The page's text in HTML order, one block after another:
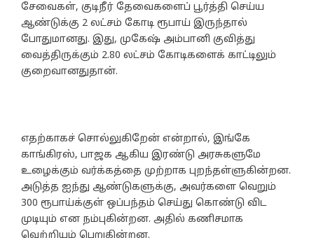
சேவைகள், குடிநீர் தேவைகளைப் பூர்த்தி செய்ய
ஆண்டுக்கு 2 லட்சம் கோடி ரூபாய் இருந்தால்
போதுமானது. இது, முகேஷ் அம்பானி குவித்து
வைத்திருக்கும் 2.80 லட்சம் கோடிகளைக் காட்டிலும்
குறைவானதுதான்.
எதற்காகச் சொல்லுகிறேன் என்றால், இங்கே
காங்கிரஸ், பாஜக ஆகிய இரண்டு அரசுகளுமே
உழைக்கும் வர்க்கத்தை முற்றாக புறந்தள்ளுகின்றன.
அடுத்த ஐந்து ஆண்டுகளுக்கு, அவர்களை வெறும்
300 ரூபாய்க்குள் ஒப்பந்தம் செய்து கொண்டு விட
முடியும் என நம்புகின்றன. அதில் கணிசமாக
வெற்றியும் பெறுகின்றன.